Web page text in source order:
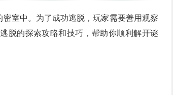
室中。为了成功逃脱，玩家需要善用观察
脱的探索攻略和技巧，帮助你顺利解开谜